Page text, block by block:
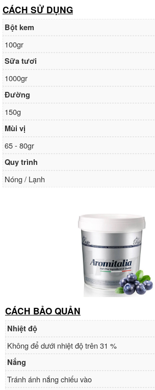
CÁCH SỬ DỤNG
Bột kem
100gr
Sữa tươi
1000gr
Đường
150g
Mùi vị
65 - 80gr
Quy trình
Nóng / Lạnh
CÁCH BẢO QUẢN
Nhiệt độ
Không để dưới nhiệt độ trên 31 %
Nắng
Tránh ánh nắng chiếu vào